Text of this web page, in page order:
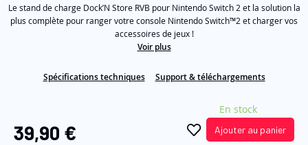
images
gallery
Lien
sur
Le stand de charge Dock’N Store RVB pour Nintendo Switch 2 et la solution la
plus complète pour ranger votre console Nintendo Switch™2 et charger vos
accessoires de jeux !
Voir plus
Spécifications techniques Support & téléchargements
39,90 €
En stock
Ajouter au panier